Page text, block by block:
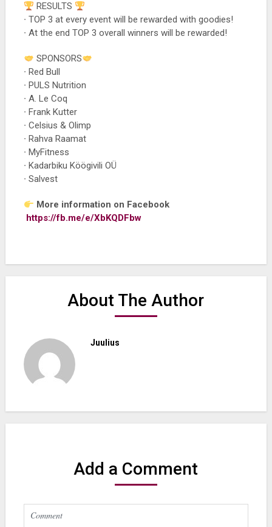
RESULTS
∙ TOP 3 at every event will be rewarded with goodies!
∙ At the end TOP 3 overall winners will be rewarded!
SPONSORS
∙ Red Bull
∙ PULS Nutrition
∙ A. Le Coq
∙ Frank Kutter
∙ Celsius & Olimp
∙ Rahva Raamat
∙ MyFitness
∙ Kadarbiku Köögivili OÜ
∙ Salvest
More information on Facebook
https://fb.me/e/XbKQDFbw
About The Author
Juulius
Add a Comment